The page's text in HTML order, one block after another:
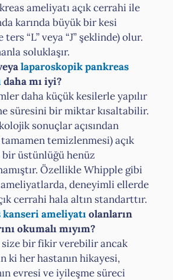
ameliyatı açık cerrahi ile
karında büyük bir kesi
“L” veya “J” şeklinde) olur.
soluklaşır.
laparoskopik pankreas
daha mı iyi?
daha küçük kesilerle yapılır
süresini bir miktar kısaltabilir.
sonuçlar açısından
temizlenmesi) açık
üstünlüğü henüz
Özellikle Whipple gibi
ameliyatlarda, deneyimli ellerde
cerrahi hala altın standarttır.
kanseri ameliyatıolanların
okumalı mıyım?
bir fikir verebilir ancak
ki her hastanın hikayesi,
evresi ve iyileşme süreci